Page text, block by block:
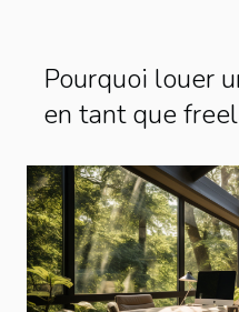
Pourquoi louer
en tant que